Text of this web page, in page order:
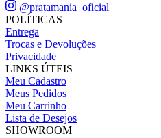
@pratamania_oficial
POLÍTICAS
Entrega
Trocas e Devoluções
Privacidade
LINKS ÚTEIS
Meu Cadastro
Meus Pedidos
Meu Carrinho
Lista de Desejos
SHOWROOM